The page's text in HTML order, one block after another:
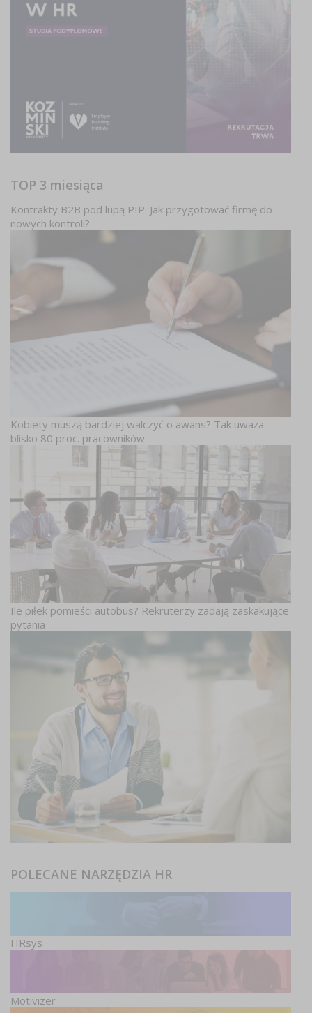
TOP 3 miesiąca
Kontrakty B2B pod lupą PIP. Jak przygotować firmę do
nowych kontroli?
Kobiety muszą bardziej walczyć o awans? Tak uważa
blisko 80 proc. pracowników
Ile piłek pomieści autobus? Rekruterzy zadają zaskakujące
pytania
POLECANE NARZĘDZIA HR
HRsys
Motivizer